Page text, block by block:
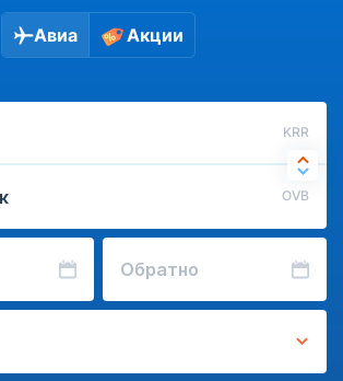
Авиа Акции
KRR
OVB
Обратно